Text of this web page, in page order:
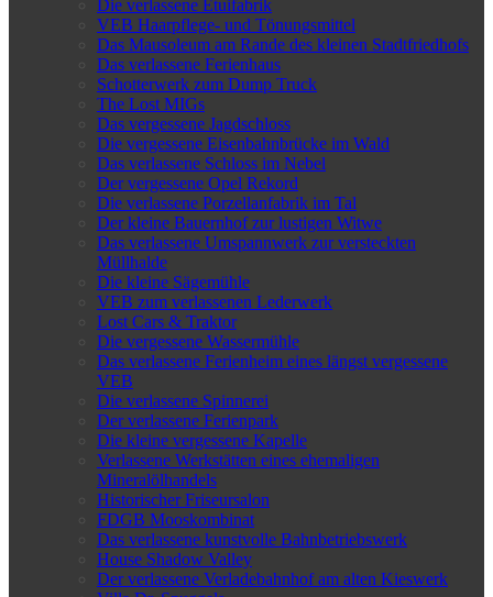
Die verlassene Etuifabrik
VEB Haarpflege- und Tönungsmittel
Das Mausoleum am Rande des kleinen Stadtfriedhofs
Das verlassene Ferienhaus
Schotterwerk zum Dump Truck
The Lost MIGs
Das vergessene Jagdschloss
Die vergessene Eisenbahnbrücke im Wald
Das verlassene Schloss im Nebel
Der vergessene Opel Rekord
Die verlassene Porzellanfabrik im Tal
Der kleine Bauernhof zur lustigen Witwe
Das verlassene Umspannwerk zur versteckten
Müllhalde
Die kleine Sägemühle
VEB zum verlassenen Lederwerk
Lost Cars & Traktor
Die vergessene Wassermühle
Das verlassene Ferienheim eines längst vergessene
VEB
Die verlassene Spinnerei
Der verlassene Ferienpark
Die kleine vergessene Kapelle
Verlassene Werkstätten eines ehemaligen
Mineralölhandels
Historischer Friseursalon
FDGB Mooskombinat
Das verlassene kunstvolle Bahnbetriebswerk
House Shadow Valley
Der verlassene Verladebahnhof am alten Kieswerk